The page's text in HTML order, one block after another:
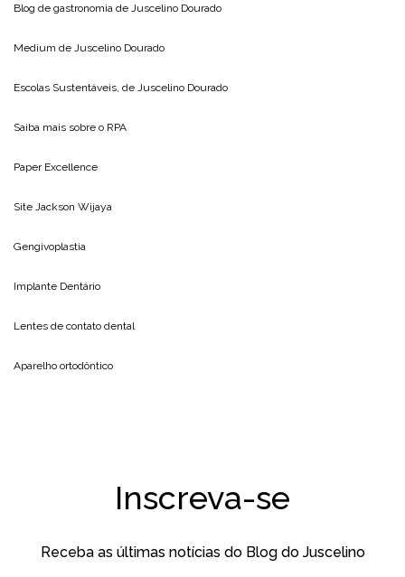
Blog de gastronomia de Juscelino Dourado
Medium de Juscelino Dourado
Escolas Sustentáveis, de Juscelino Dourado
Saiba mais sobre o RPA
Paper Excellence
Site Jackson Wijaya
Gengivoplastia
Implante Dentário
Lentes de contato dental
Aparelho ortodôntico
Inscreva-se
Receba as últimas notícias do Blog do Juscelino